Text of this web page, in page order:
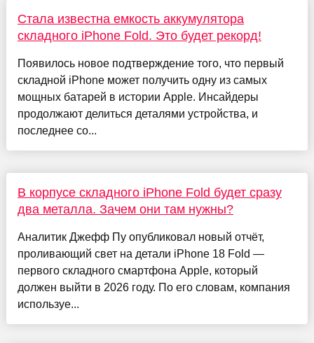
Стала известна емкость аккумулятора
складного iPhone Fold. Это будет рекорд!
Появилось новое подтверждение того, что первый
складной iPhone может получить одну из самых
мощных батарей в истории Apple. Инсайдеры
продолжают делиться деталями устройства, и
последнее со...
В корпусе складного iPhone Fold будет сразу
два металла. Зачем они там нужны?
Аналитик Джефф Пу опубликовал новый отчёт,
проливающий свет на детали iPhone 18 Fold —
первого складного смартфона Apple, который
должен выйти в 2026 году. По его словам, компания
используе...